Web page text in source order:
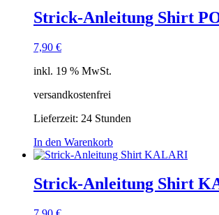
Strick-Anleitung Shirt
7,90 €
inkl. 19 % MwSt.
versandkostenfrei
Lieferzeit: 24 Stunden
In den Warenkorb
Strick-Anleitung Shirt